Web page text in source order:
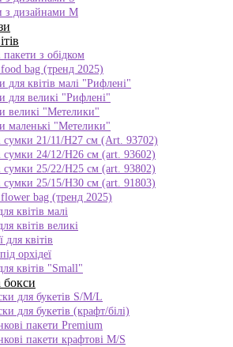
з дизайнами М
пакети з обідком
bag (тренд 2025)
для квітів малі "Рифлені"
для великі "Рифлені"
великі "Метелики"
маленькі "Метелики"
сумки 21/11/H27 см (Art. 93702)
сумки 24/12/Н26 см (art. 93602)
сумки 25/22/Н25 см (art. 93802)
сумки 25/15/Н30 см (art. 91803)
bag (тренд 2025)
квітів малі
квітів великі
для квітів
орхідеї
квітів "Small"
бокси
для букетів S/M/L
для букетів (крафт/білі)
пакети Premium
пакети крафтові M/S